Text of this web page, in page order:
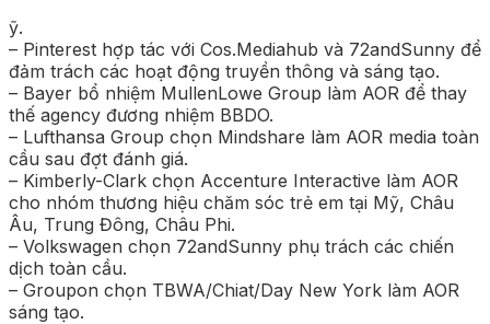
ỹ.
– Pinterest hợp tác với Cos.Mediahub và 72andSunny để
đảm trách các hoạt động truyền thông và sáng tạo.
– Bayer bổ nhiệm MullenLowe Group làm AOR để thay
thế agency đương nhiệm BBDO.
– Lufthansa Group chọn Mindshare làm AOR media toàn
cầu sau đợt đánh giá.
– Kimberly-Clark chọn Accenture Interactive làm AOR
cho nhóm thương hiệu chăm sóc trẻ em tại Mỹ, Châu
Âu, Trung Đông, Châu Phi.
– Volkswagen chọn 72andSunny phụ trách các chiến
dịch toàn cầu.
– Groupon chọn TBWA/Chiat/Day New York làm AOR
sáng tạo.